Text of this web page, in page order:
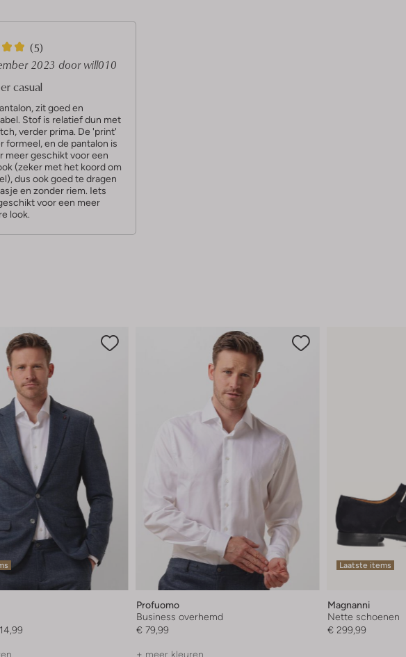
(5)
2023 door will010
casual
zit goed en
Stof is relatief dun met
verder prima. De 'print'
formeel, en de pantalon is
meer geschikt voor een
(zeker met het koord om
dus ook goed te dragen
en zonder riem. Iets
voor een meer
look.
Profuomo
Business overhemd
€ 79,99
+ meer kleuren
Laatste items
Magnanni
Nette schoenen
€ 299,99